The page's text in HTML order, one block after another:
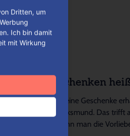
Nettigkeit
einfach
Schenken
„Kleine Geschenke
Volksmund. Das
wenn man die
Dritten, um
Ich bin damit
mit Wirkung